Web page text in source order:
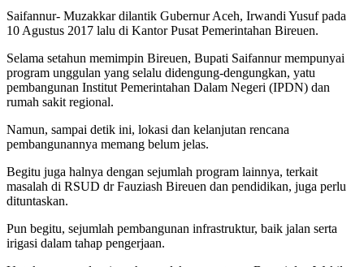
Saifannur- Muzakkar dilantik Gubernur Aceh, Irwandi Yusuf pada
10 Agustus 2017 lalu di Kantor Pusat Pemerintahan Bireuen.
Selama setahun memimpin Bireuen, Bupati Saifannur mempunyai
program unggulan yang selalu didengung-dengungkan, yatu
pembangunan Institut Pemerintahan Dalam Negeri (IPDN) dan
rumah sakit regional.
Namun, sampai detik ini, lokasi dan kelanjutan rencana
pembangunannya memang belum jelas.
Begitu juga halnya dengan sejumlah program lainnya, terkait
masalah di RSUD dr Fauziash Bireuen dan pendidikan, juga perlu
dituntaskan.
Pun begitu, sejumlah pembangunan infrastruktur, baik jalan serta
irigasi dalam tahap pengerjaan.